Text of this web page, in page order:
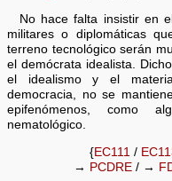
No hace falta insistir en
militares o diplomáticas
terreno tecnológico serán
el demócrata idealista.
el idealismo y el
democracia, no se
epifenómenos, como
nematológico.
{EC111 /
→ PCDRE/ →